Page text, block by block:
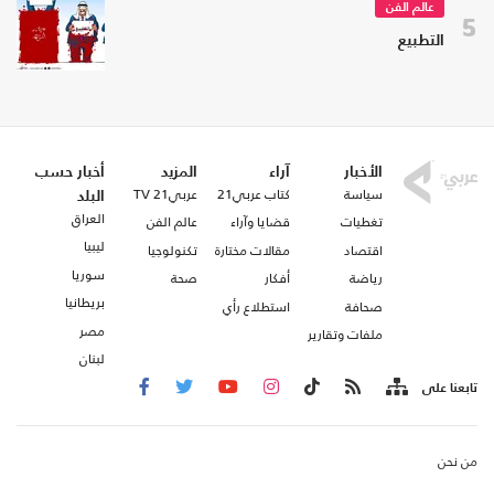
5
عالم الفن
التطبيع
الأخبار
سياسة
تغطيات
اقتصاد
رياضة
صحافة
ملفات وتقارير
آراء
كتاب عربي21
قضايا وآراء
مقالات مختارة
أفكار
استطلاع رأي
المزيد
عربي21 TV
عالم الفن
تكنولوجيا
صحة
أخبار حسب
البلد
العراق
ليبيا
سوريا
بريطانيا
مصر
لبنان
تابعنا على
من نحن